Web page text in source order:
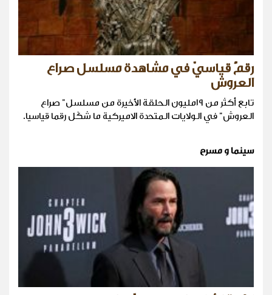
رقمٌ قياسيّ في مشاهدة مسلسل صراع
العروش
تابع أكثر من ١٩مليون الحلقة الأخيرة من مسلسل" صراع
العروش" في الولايات المتحدة الاميركية ما شكّل رقما قياسيا.
سينما و مسرح